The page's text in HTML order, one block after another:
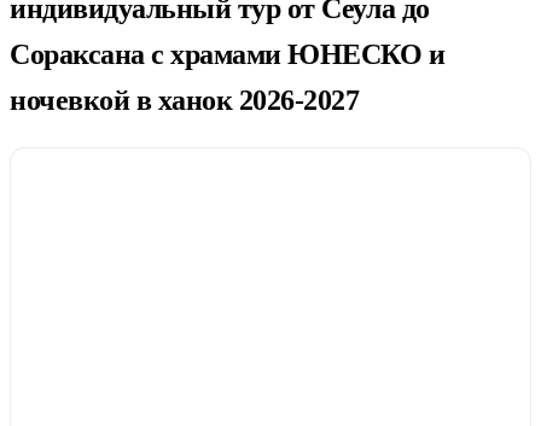
индивидуальный тур от Сеула до
Сораксана с храмами ЮНЕСКО и
ночевкой в ханок 2026-2027